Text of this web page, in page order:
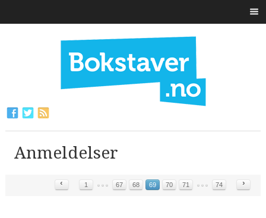
Anmeldelser
‹ 1 67 68 69 70 71 74 ›